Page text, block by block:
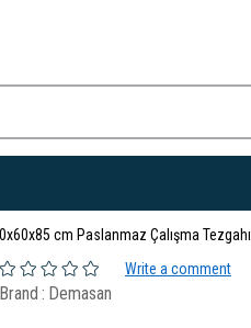
cm Paslanmaz Çalışma Tezgahı
Write a comment
Brand : Demasan